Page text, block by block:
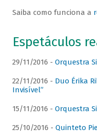
Saiba como funciona a
Espetáculos
29/11/2016 - Orquestra
22/11/2016 - Duo Érika
Invisível”
15/11/2016 - Orquestra
25/10/2016 - Quinteto